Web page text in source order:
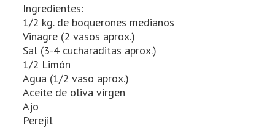
Ingredientes:
1/2 kg. de boquerones medianos
Vinagre (2 vasos aprox.)
Sal (3-4 cucharaditas aprox.)
1/2 Limón
Agua (1/2 vaso aprox.)
Aceite de oliva virgen
Ajo
Perejil